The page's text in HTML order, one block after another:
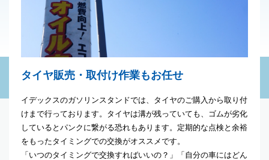
タイヤ販売・取付け作業もお任せ
イデックスのガソリンスタンドでは、タイヤのご購入から取り付
けまで行っております。タイヤは溝が残っていても、ゴムが劣化
しているとパンクに繋がる恐れもあります。定期的な点検と余裕
をもったタイミングでの交換がオススメです。
「いつのタイミングで交換すればいいの？」「自分の車にはどん